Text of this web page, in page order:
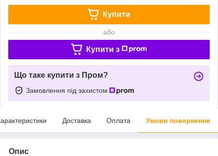
Купити
або
Купити з
Що таке купити з Пром?
Замовлення під захистом
Доставка Оплата Умови повернення
Опис